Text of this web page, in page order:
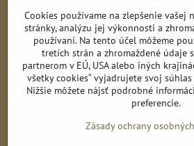
Sledujte nás:
Všetko k nákupu:
Cookies používame na zlepšenie vašej
stránky, analýzu jej výkonnosti a
používaní. Na tento účel môžeme
tretích strán a zhromaždené údaje
partnerom v EÚ, USA alebo iných
všetky cookies“ vyjadrujete svoj
Nižšie môžete nájsť podrobné
preferencie.
Zásady ochrany